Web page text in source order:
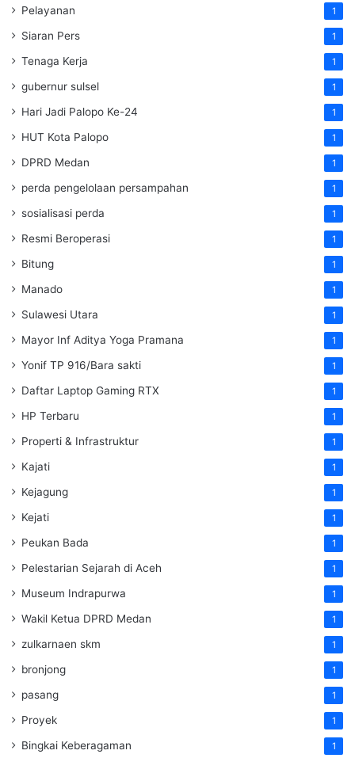
Pelayanan 1
Siaran Pers 1
Tenaga Kerja 1
gubernur sulsel 1
Hari Jadi Palopo Ke-24 1
HUT Kota Palopo 1
DPRD Medan 1
perda pengelolaan persampahan 1
sosialisasi perda 1
Resmi Beroperasi 1
Bitung 1
Manado 1
Sulawesi Utara 1
Mayor Inf Aditya Yoga Pramana 1
Yonif TP 916/Bara sakti 1
Daftar Laptop Gaming RTX 1
HP Terbaru 1
Properti & Infrastruktur 1
Kajati 1
Kejagung 1
Kejati 1
Peukan Bada 1
Pelestarian Sejarah di Aceh 1
Museum Indrapurwa 1
Wakil Ketua DPRD Medan 1
zulkarnaen skm 1
bronjong 1
pasang 1
Proyek 1
Bingkai Keberagaman 1